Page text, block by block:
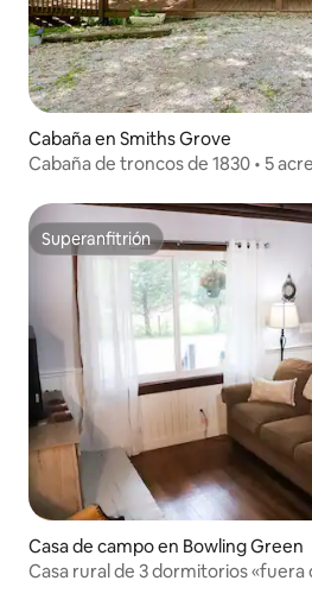
Cabaña en Smiths Grove
Cabaña de troncos de 1830 • 5
Superanfitrión
Superanfitrión
Casa de campo en Bowling Green
Casa rural de 3 dormitorios «fuera